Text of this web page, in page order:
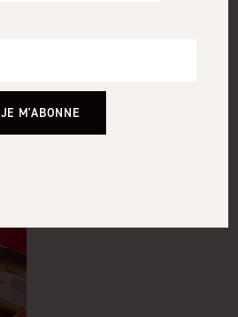
COFFRET TENTATION
JE M'ABONNE